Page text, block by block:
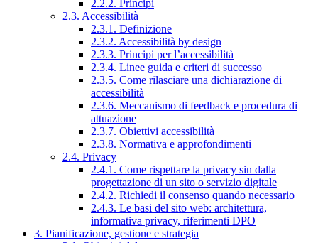
2.2.2. Principi
2.3. Accessibilità
2.3.1. Definizione
2.3.2. Accessibilità by design
2.3.3. Principi per l’accessibilità
2.3.4. Linee guida e criteri di successo
2.3.5. Come rilasciare una dichiarazione di
accessibilità
2.3.6. Meccanismo di feedback e procedura di
attuazione
2.3.7. Obiettivi accessibilità
2.3.8. Normativa e approfondimenti
2.4. Privacy
2.4.1. Come rispettare la privacy sin dalla
progettazione di un sito o servizio digitale
2.4.2. Richiedi il consenso quando necessario
2.4.3. Le basi del sito web: architettura,
informativa privacy, riferimenti DPO
3. Pianificazione, gestione e strategia